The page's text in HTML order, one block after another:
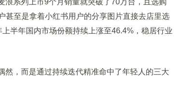
浪系列上市9个月销量就突破了70万台，且选购
甚至是拿着小红书用户的分享图片直接去店里选
半年国内市场份额持续上涨至46.4%，稳居行业
，而是通过持续迭代精准命中了年轻人的三大